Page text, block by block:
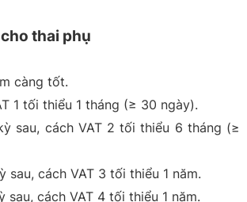
thai phụ
càng tốt.
1 tối thiểu 1 tháng (≥ 30 ngày).
sau, cách VAT 2 tối thiểu 6 tháng (≥
sau, cách VAT 3 tối thiểu 1 năm.
sau, cách VAT 4 tối thiểu 1 năm.